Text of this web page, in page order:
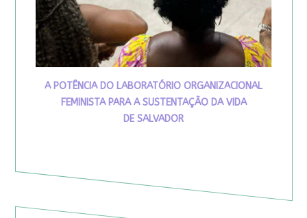
A POTÊNCIA DO LABORATÓRIO ORGANIZACIONAL
FEMINISTA PARA A SUSTENTAÇÃO DA VIDA
DE SALVADOR